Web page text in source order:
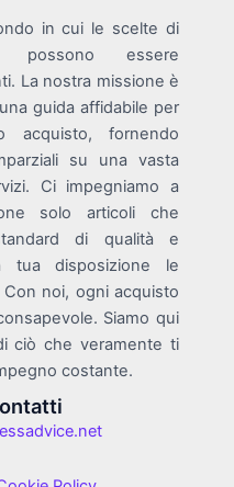
in cui le scelte di
possono essere
La nostra missione è
guida affidabile per
acquisto, fornendo
su una vasta
Ci impegniamo a
solo articoli che
di qualità e
tua disposizione le
noi, ogni acquisto
Siamo qui
ciò che veramente ti
costante.